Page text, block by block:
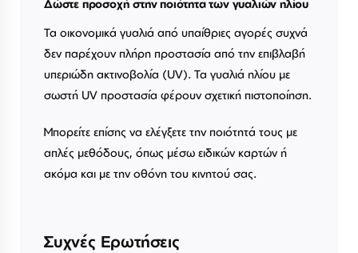
Δώστε προσοχή στην ποιότητα των γυαλιών ηλίου
Τα οικονομικά γυαλιά από υπαίθριες αγορές συχνά
δεν παρέχουν πλήρη προστασία από την επιβλαβή
υπεριώδη ακτινοβολία (UV). Τα γυαλιά ηλίου με
σωστή UV προστασία φέρουν σχετική πιστοποίηση.
Μπορείτε επίσης να ελέγξετε την ποιότητά τους με
απλές μεθόδους, όπως μέσω ειδικών καρτών ή
ακόμα και με την οθόνη του κινητού σας.
Συχνές Ερωτήσεις